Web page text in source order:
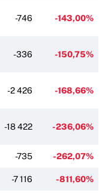
-746 -143,00%
-336 -150,75%
-2 426 -168,66%
-18 422 -236,06%
-735 -262,07%
-7 116 -811,60%